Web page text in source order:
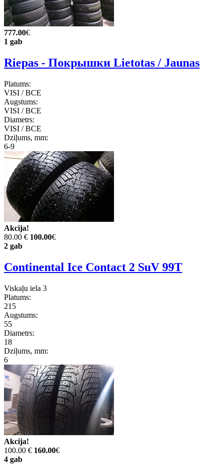
777.00€
1 gab
Riepas - Покрышки Lietotas / Jaunas
Platums:
VISI / ВСЕ
Augstums:
VISI / ВСЕ
Diametrs:
VISI / ВСЕ
Dziļums, mm:
6-9
Akcija!
80.00 € 100.00€
2 gab
Continental Ice Contact 2 SuV 99T
Viskaļu iela 3
Platums:
215
Augstums:
55
Diametrs:
18
Dziļums, mm:
6
Akcija!
100.00 € 160.00€
4 gab